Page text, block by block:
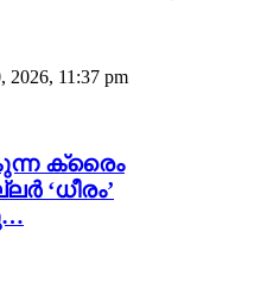
2026, 11:37 pm
ക്രൈം
‘ധീരം’